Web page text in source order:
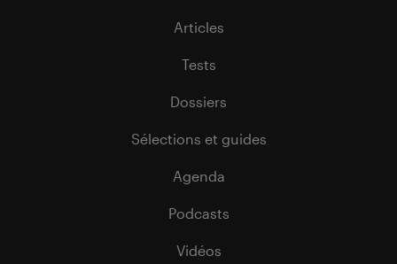
Articles
Tests
Dossiers
Sélections et guides
Agenda
Podcasts
Vidéos